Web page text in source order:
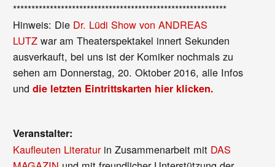
**********************************************************
Hinweis: Die Dr. Lüdi Show von ANDREAS
LUTZ war am Theaterspektakel innert Sekunden
ausverkauft, bei uns ist der Komiker nochmals zu
sehen am Donnerstag, 20. Oktober 2016, alle Infos
unddie letzten Eintrittskarten hier klicken.
Veranstalter:
Kaufleuten Literaturin Zusammenarbeit mit DAS